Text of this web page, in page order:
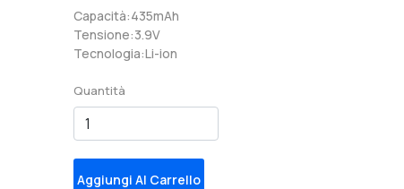
Capacità:435mAh
Tensione:3.9V
Tecnologia:Li-ion
Quantità
Aggiungi Al Carrello